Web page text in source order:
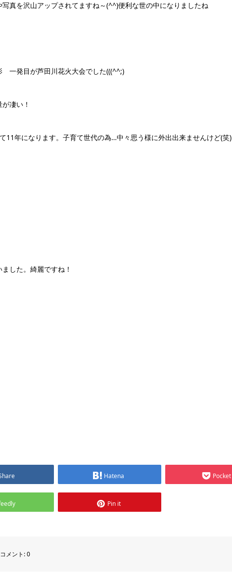
真を沢山アップされてますね～(^^)便利な世の中になりましたね
一発目が芦田川花火大会でした(((^^;)
凄い！
11年になります。子育て世代の為…中々思う様に外出出来ませんけど(笑)
した。綺麗ですね！
Hatena Pocket
Pin it
コメント:0